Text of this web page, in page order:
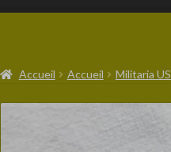
Accueil Accueil Militaria US